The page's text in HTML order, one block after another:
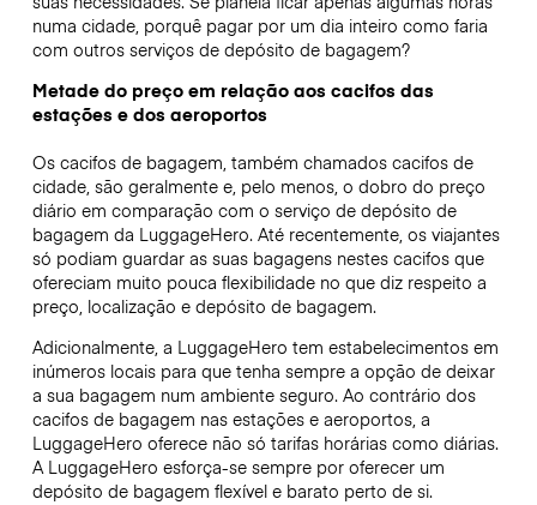
numa cidade, porquê pagar por um dia inteiro como faria
com outros serviços de depósito de bagagem?
Metade do preço em relação aos cacifos das
estações e dos aeroportos
Os cacifos de bagagem, também chamados cacifos de
cidade, são geralmente e, pelo menos, o dobro do preço
diário em comparação com o serviço de depósito de
bagagem da LuggageHero. Até recentemente, os viajantes
só podiam guardar as suas bagagens nestes cacifos que
ofereciam muito pouca flexibilidade no que diz respeito a
preço, localização e depósito de bagagem.
Adicionalmente, a LuggageHero tem estabelecimentos em
inúmeros locais para que tenha sempre a opção de deixar
a sua bagagem num ambiente seguro. Ao contrário dos
cacifos de bagagem nas estações e aeroportos, a
LuggageHero oferece não só tarifas horárias como diárias.
A LuggageHero esforça-se sempre por oferecer um
depósito de bagagem flexível e barato perto de si.